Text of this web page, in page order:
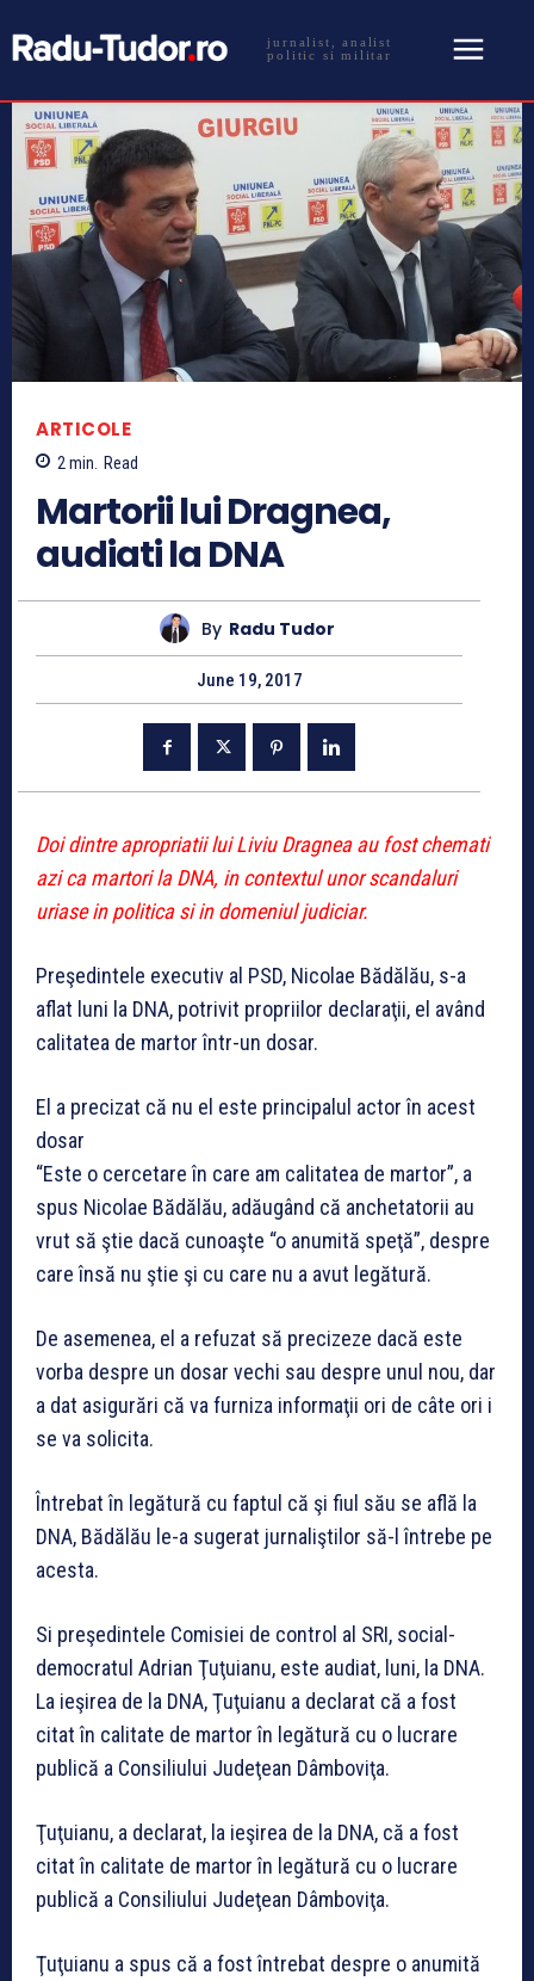
jurnalist, analist
politic si militar
ARTICOLE
2min. Read
Martorii lui Dragnea,
audiati la DNA
By Radu Tudor
June 19, 2017
Doi dintre apropriatii lui Liviu Dragnea au fost chemati
azi ca martori la DNA, in contextul unor scandaluri
uriase in politica si in domeniul judiciar.
Preşedintele executiv al PSD, Nicolae Bădălău, s-a
aflat luni la DNA, potrivit propriilor declaraţii, el având
calitatea de martor într-un dosar.
El a precizat că nu el este principalul actor în acest
dosar
“Este o cercetare în care am calitatea de martor”, a
spus Nicolae Bădălău, adăugând că anchetatorii au
vrut să ştie dacă cunoaşte “o anumită speţă”, despre
care însă nu ştie şi cu care nu a avut legătură.
De asemenea, el a refuzat să precizeze dacă este
vorba despre un dosar vechi sau despre unul nou, dar
a dat asigurări că va furniza informaţii ori de câte ori i
se va solicita.
Întrebat în legătură cu faptul că şi fiul său se află la
DNA, Bădălău le-a sugerat jurnaliştilor să-l întrebe pe
acesta.
Si preşedintele Comisiei de control al SRI, social-
democratul Adrian Ţuţuianu, este audiat, luni, la DNA.
La ieşirea de la DNA, Ţuţuianu a declarat că a fost
citat în calitate de martor în legătură cu o lucrare
publică a Consiliului Judeţean Dâmboviţa.
Ţuţuianu, a declarat, la ieşirea de la DNA, că a fost
citat în calitate de martor în legătură cu o lucrare
publică a Consiliului Judeţean Dâmboviţa.
Ţuţuianu a spus că a fost întrebat despre o anumită